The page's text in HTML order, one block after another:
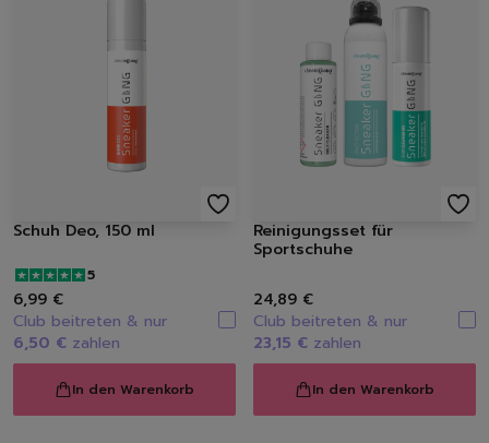
Schuh Deo, 150 ml
5
6,99 €
Club beitreten & nur
6,50 € zahlen
In den Warenkorb
Reinigungsset für
Sportschuhe
24,89 €
Club beitreten & nur
23,15 € zahlen
In den Warenkorb